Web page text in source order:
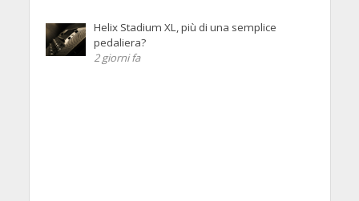
Helix Stadium XL, più di una semplice
pedaliera?
2 giorni fa